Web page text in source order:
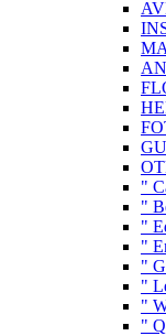
"
"
"
"
"
"
"
"